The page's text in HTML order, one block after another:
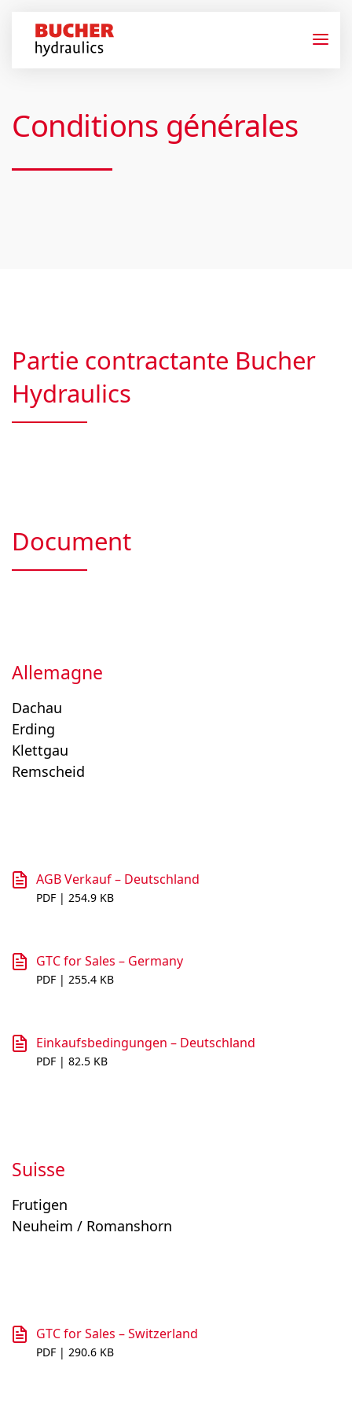
Conditions générales
Partie contractante Bucher
Hydraulics
Document
Allemagne
Dachau
Erding
Klettgau
Remscheid
AGB Verkauf – Deutschland
PDF | 254.9 KB
GTC for Sales – Germany
PDF | 255.4 KB
Einkaufsbedingungen – Deutschland
PDF | 82.5 KB
Suisse
Frutigen
Neuheim / Romanshorn
GTC for Sales – Switzerland
PDF | 290.6 KB